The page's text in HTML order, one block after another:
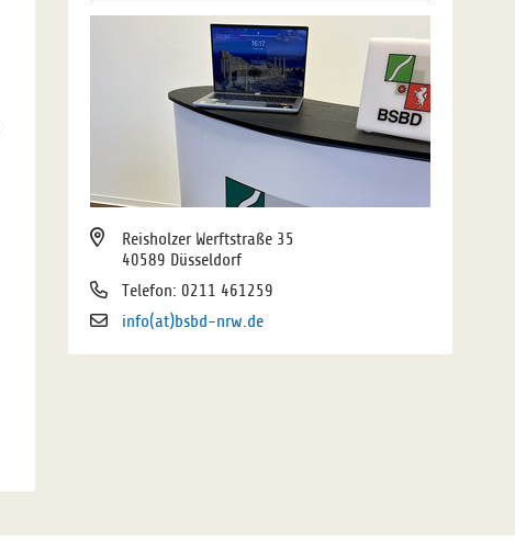
Reisholzer Werftstraße 35
40589 Düsseldorf
Telefon: 0211 461259
info(at)bsbd-nrw.de